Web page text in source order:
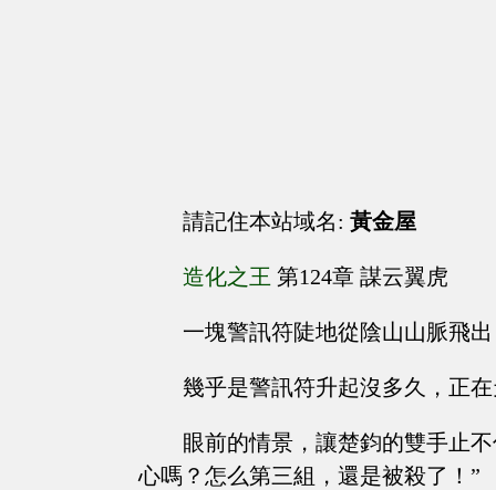
請記住本站域名: 黃金屋
造化之王 第124章 謀云翼虎
一塊警訊符陡地從陰山山脈飛
幾乎是警訊符升起沒多久，正
眼前的情景，讓楚鈞的雙手止
心嗎？怎么第三組，還是被殺了！”